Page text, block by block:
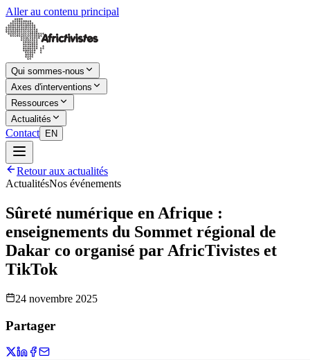
Aller au contenu principal
Qui sommes-nous
Axes d'interventions
Ressources
Actualités
Contact EN
Retour aux actualités
ActualitésNos événements
Sûreté numérique en Afrique :
enseignements du Sommet régional de
Dakar co organisé par AfricTivistes et
TikTok
24 novembre 2025
Partager